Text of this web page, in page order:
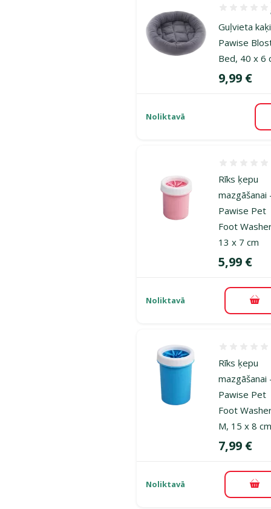
Guļvieta
Pawise
Bed, 40 x 6
Cena
9,99 €
Noliktavā
Rīks ķepu
mazgāšanai
Pawise Pet
Foot
13 x 7 cm
Cena
5,99 €
Noliktavā
Rīks ķepu
mazgāšanai
Pawise Pet
Foot
M, 15 x 8
Cena
7,99 €
Noliktavā